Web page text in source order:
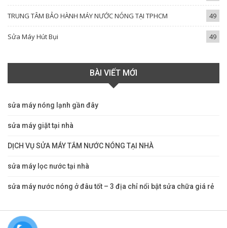
TRUNG TÂM BẢO HÀNH MÁY NƯỚC NÓNG TẠI TPHCM 49
Sửa Máy Hút Bụi 49
BÀI VIẾT MỚI
sửa máy nóng lạnh gần đây
sửa máy giặt tại nhà
DỊCH VỤ SỬA MÁY TẮM NƯỚC NÓNG TẠI NHÀ
sửa máy lọc nước tại nhà
sửa máy nước nóng ở đâu tốt – 3 địa chỉ nổi bật sửa chữa giá rẻ